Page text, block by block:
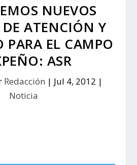
NUEVOS
ATENCIÓN Y
PARA EL CAMPO
ASR
Redacción | Jul 4, 2012 |
Noticia